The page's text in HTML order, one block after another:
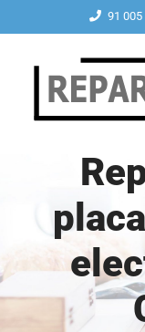
contenido
91 005